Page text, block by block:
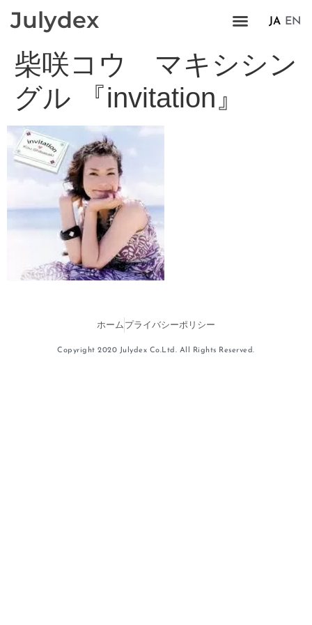
Julydex JA EN
柴咲コウ マキシシン
グル 『invitation』
ホーム プライバシーポリシー
Copyright 2020 Julydex Co.Ltd. All Rights Reserved.